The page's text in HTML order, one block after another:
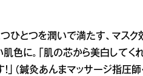
ひとつを潤いで満たす、マスク
色に。「肌の芯から美白してく
（鍼灸あんまマッサージ指圧師